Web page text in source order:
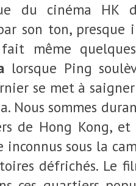
du cinéma HK
son ton, presque
même
lorsque Ping
se met à
Nous sommes
de Hong Kong, et
inconnus sous la
défrichés. Le